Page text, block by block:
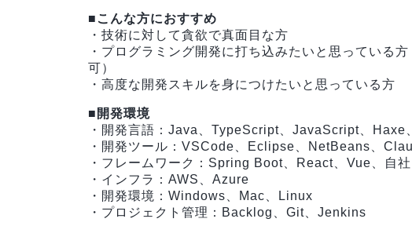
■こんな方におすすめ
・技術に対して貪欲で真面目な方
・プログラミング開発に打ち込みたいと思っている
可）
・高度な開発スキルを身につけたいと思っている方
■開発環境
・開発言語：Java、TypeScript、JavaScript、Haxe
・開発ツール：VSCode、Eclipse、NetBeans、
・フレームワーク：Spring Boot、React、Vue、自
・インフラ：AWS、Azure
・開発環境：Windows、Mac、Linux
・プロジェクト管理：Backlog、Git、Jenkins